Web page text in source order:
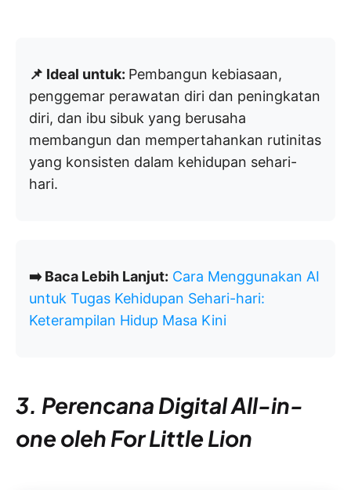
📌 Ideal untuk: Pembangun kebiasaan,
penggemar perawatan diri dan peningkatan
diri, dan ibu sibuk yang berusaha
membangun dan mempertahankan rutinitas
yang konsisten dalam kehidupan sehari-
hari.
➡️ Baca Lebih Lanjut: Cara Menggunakan AI
untuk Tugas Kehidupan Sehari-hari:
Keterampilan Hidup Masa Kini
3. Perencana Digital All-in-
one oleh For Little Lion